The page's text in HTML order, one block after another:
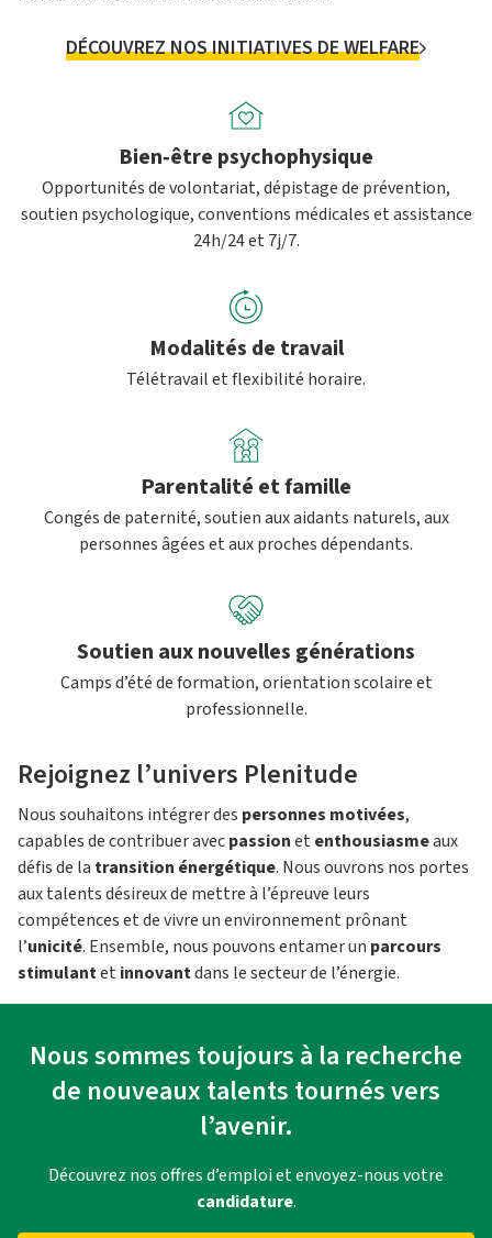
DÉCOUVREZ NOS INITIATIVES DE WELFARE
Bien‑être psychophysique
Opportunités de volontariat, dépistage de prévention,
soutien psychologique, conventions médicales et assistance
24h/24 et 7j/7.
Modalités de travail
Télétravail et flexibilité horaire.
Parentalité et famille
Congés de paternité, soutien aux aidants naturels, aux
personnes âgées et aux proches dépendants.
Soutien aux nouvelles générations
Camps d’été de formation, orientation scolaire et
professionnelle.
Rejoignez l’univers Plenitude
Nous souhaitons intégrer des personnes motivées,
capables de contribuer avecpassionet enthousiasmeaux
défis de la transition énergétique. Nous ouvrons nos portes
aux talents désireux de mettre à l’épreuve leurs
compétences et de vivre un environnement prônant
l’unicité. Ensemble, nous pouvons entamer un parcours
stimulantet innovantdans le secteur de l’énergie.
Nous sommes toujours à la recherche
de nouveaux talents tournés vers
l’avenir.
Découvrez nos offres d’emploi et envoyez-nous votre
candidature.